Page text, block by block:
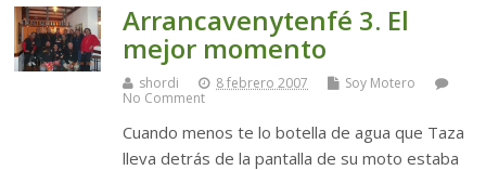
Arrancavenytenfé 3. El
mejor momento
shordi 8 febrero 2007
Soy Motero
No Comment
Cuando menos te lo botella de agua que Taza
lleva detrás de la pantalla de su moto estaba